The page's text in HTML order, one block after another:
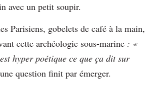
avec un petit soupir.
Parisiens, gobelets de café à la main,
cette archéologie sous-marine : «
hyper poétique ce que ça dit sur
une question finit par émerger.